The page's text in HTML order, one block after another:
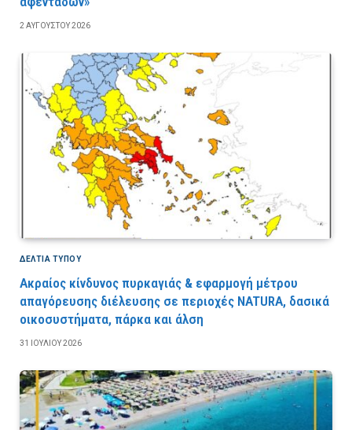
2 ΑΥΓΟΎΣΤΟΥ 2026
ΔΕΛΤΙΑ ΤΥΠΟΥ
Ακραίος κίνδυνος πυρκαγιάς & εφαρμογή μέτρου
απαγόρευσης διέλευσης σε περιοχές NATURA, δασικά
οικοσυστήματα, πάρκα και άλση
31 ΙΟΥΛΊΟΥ 2026